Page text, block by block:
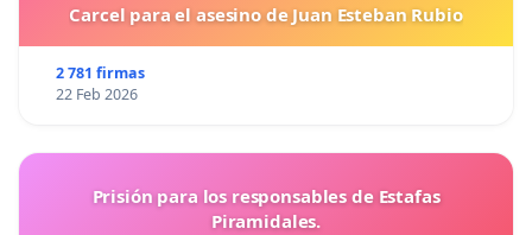
Carcel para el asesino de Juan Esteban Rubio
2 781 firmas
22 Feb 2026
Prisión para los responsables de Estafas
Piramidales.